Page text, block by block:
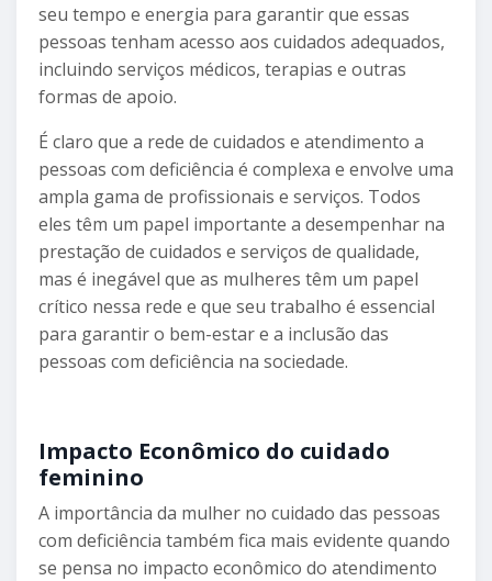
seu tempo e energia para garantir que essas
pessoas tenham acesso aos cuidados adequados,
incluindo serviços médicos, terapias e outras
formas de apoio.
É claro que a rede de cuidados e atendimento a
pessoas com deficiência é complexa e envolve uma
ampla gama de profissionais e serviços. Todos
eles têm um papel importante a desempenhar na
prestação de cuidados e serviços de qualidade,
mas é inegável que as mulheres têm um papel
crítico nessa rede e que seu trabalho é essencial
para garantir o bem-estar e a inclusão das
pessoas com deficiência na sociedade.
Impacto Econômico do cuidado
feminino
A importância da mulher no cuidado das pessoas
com deficiência também fica mais evidente quando
se pensa no impacto econômico do atendimento